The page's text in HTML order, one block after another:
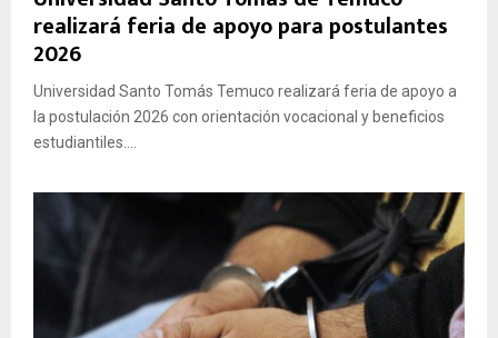
realizará feria de apoyo para postulantes
2026
Universidad Santo Tomás Temuco realizará feria de apoyo a
la postulación 2026 con orientación vocacional y beneficios
estudiantiles....